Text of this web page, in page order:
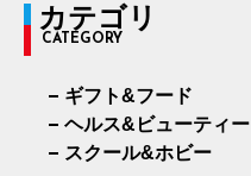
カテゴリ
CATEGORY
ギフト&フード
ヘルス&ビューティー
スクール&ホビー